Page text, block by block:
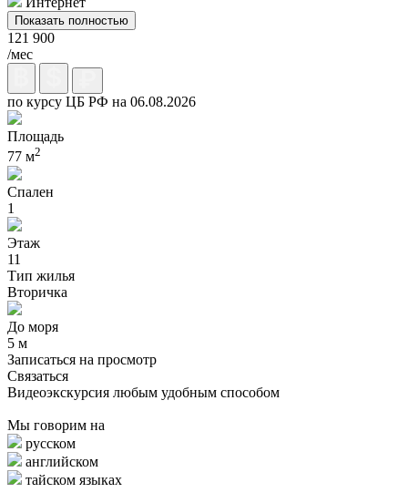
Показать полностью
121 900
/мес
по курсу ЦБ РФ на 06.08.2026
Площадь
77 м2
Спален
1
Этаж
11
Тип жилья
Вторичка
До моря
5 м
Записаться на просмотр
Связаться
Видеоэкскурсия любым удобным способом
Мы говорим на
русском
английском
тайском языках